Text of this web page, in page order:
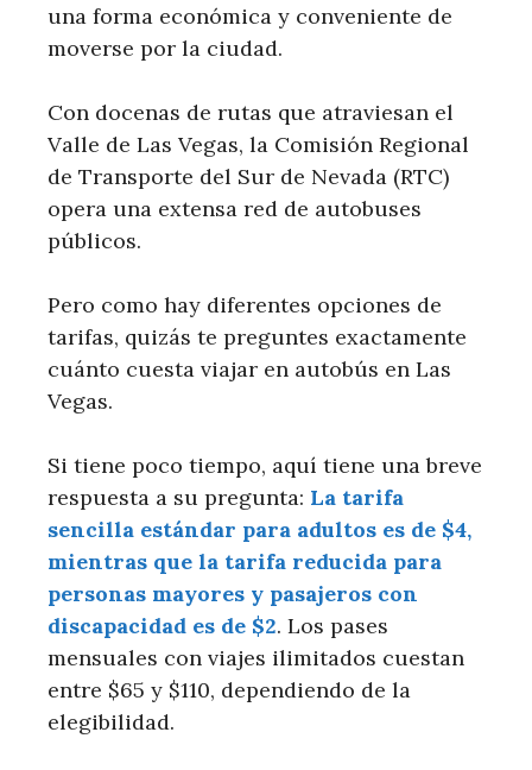
una forma económica y conveniente de
moverse por la ciudad.
Con docenas de rutas que atraviesan el
Valle de Las Vegas, la Comisión Regional
de Transporte del Sur de Nevada (RTC)
opera una extensa red de autobuses
públicos.
Pero como hay diferentes opciones de
tarifas, quizás te preguntes exactamente
cuánto cuesta viajar en autobús en Las
Vegas.
Si tiene poco tiempo, aquí tiene una breve
respuesta a su pregunta: La tarifa
sencilla estándar para adultos es de $4,
mientras que la tarifa reducida para
personas mayores y pasajeros con
discapacidad es de $2. Los pases
mensuales con viajes ilimitados cuestan
entre $65 y $110, dependiendo de la
elegibilidad.